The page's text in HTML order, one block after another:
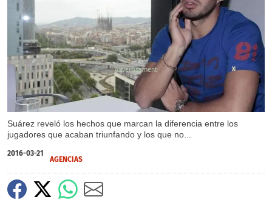
Suárez reveló los hechos que marcan la diferencia entre los
jugadores que acaban triunfando y los que no...
X
2016-03-21
AGENCIAS